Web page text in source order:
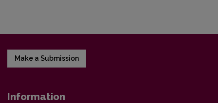
Make a Submission
Information